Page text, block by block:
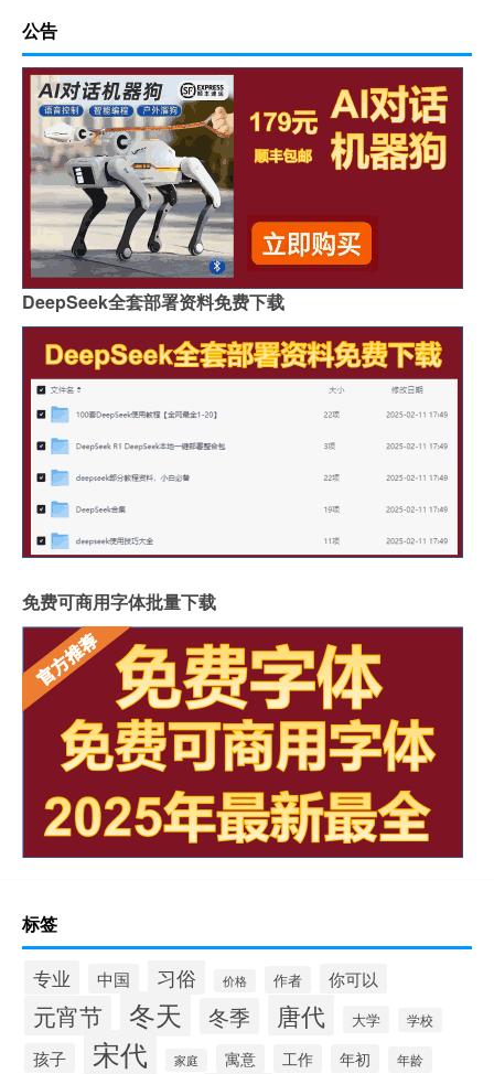
公告
DeepSeek全套部署资料免费下载
免费可商用字体批量下载
标签
专业 中国 习俗 价格 作者 你可以
元宵节 冬天 冬季 唐代 大学 学校
孩子 宋代 家庭 寓意 工作 年初 年龄